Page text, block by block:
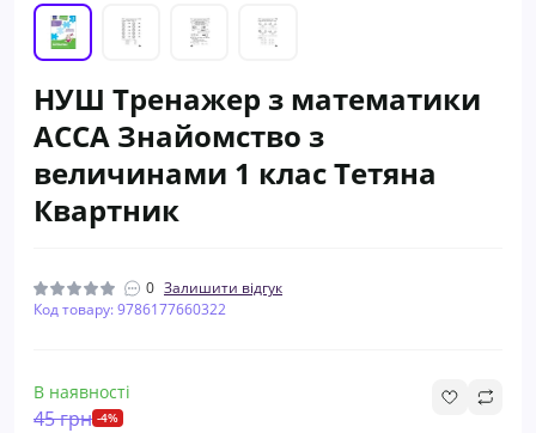
НУШ Тренажер з математики
АССА Знайомство з
величинами 1 клас Тетяна
Квартник
0 Залишити відгук
Код товару: 9786177660322
В наявності
45 грн -4%